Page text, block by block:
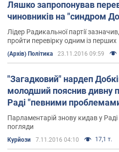
Ляшко запропонував
чиновників на "синдром
Лідер Радикальної партії
пройти перевірку одним із перших
(Архів) Політика 23.11.2016 09:59
"Загадковий" нардеп
молодший пояснив дивну
Раді "певними
Парламентарій знову кидав у Раді
погляди
Курйози 7.11.2016 04:10 17,1 т.